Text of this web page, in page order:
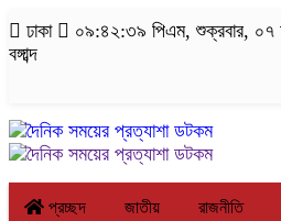
ঢাকা ০৯:৪২:৩৯ পিএম, শুক্রবার,
বঙ্গাব্দ
প্রচ্ছদ জাতীয় রাজনীতি